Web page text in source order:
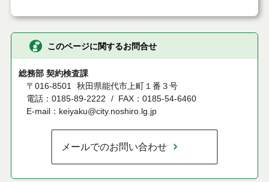
このページに関するお問合せ
総務部 契約検査課
〒016-8501 秋田県能代市上町１番３号
電話：0185-89-2222
FAX：0185-54-6460
E-mail：keiyaku@city.noshiro.lg.jp
メールでのお問い合わせ